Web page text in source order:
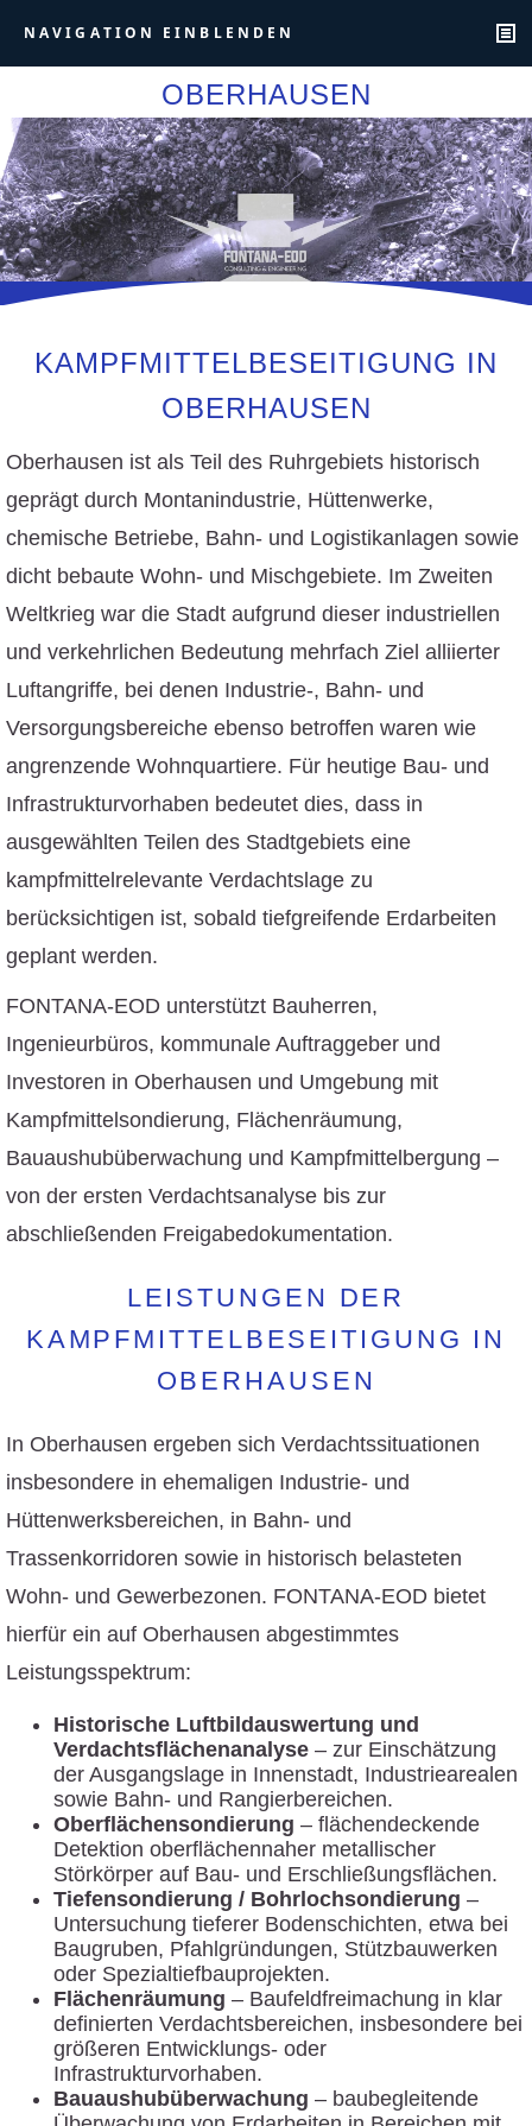
NAVIGATION EINBLENDEN
OBERHAUSEN
KAMPFMITTELBESEITIGUNG IN
OBERHAUSEN
Oberhausen ist als Teil des Ruhrgebiets historisch
geprägt durch Montanindustrie, Hüttenwerke,
chemische Betriebe, Bahn- und Logistikanlagen sowie
dicht bebaute Wohn- und Mischgebiete. Im Zweiten
Weltkrieg war die Stadt aufgrund dieser industriellen
und verkehrlichen Bedeutung mehrfach Ziel alliierter
Luftangriffe, bei denen Industrie-, Bahn- und
Versorgungsbereiche ebenso betroffen waren wie
angrenzende Wohnquartiere. Für heutige Bau- und
Infrastrukturvorhaben bedeutet dies, dass in
ausgewählten Teilen des Stadtgebiets eine
kampfmittelrelevante Verdachtslage zu
berücksichtigen ist, sobald tiefgreifende Erdarbeiten
geplant werden.
FONTANA-EOD unterstützt Bauherren,
Ingenieurbüros, kommunale Auftraggeber und
Investoren in Oberhausen und Umgebung mit
Kampfmittelsondierung, Flächenräumung,
Bauaushubüberwachung und Kampfmittelbergung –
von der ersten Verdachtsanalyse bis zur
abschließenden Freigabedokumentation.
LEISTUNGEN DER
KAMPFMITTELBESEITIGUNG IN
OBERHAUSEN
In Oberhausen ergeben sich Verdachtssituationen
insbesondere in ehemaligen Industrie- und
Hüttenwerksbereichen, in Bahn- und
Trassenkorridoren sowie in historisch belasteten
Wohn- und Gewerbezonen. FONTANA-EOD bietet
hierfür ein auf Oberhausen abgestimmtes
Leistungsspektrum:
Historische Luftbildauswertung und
Verdachtsflächenanalyse – zur Einschätzung
der Ausgangslage in Innenstadt, Industriearealen
sowie Bahn- und Rangierbereichen.
Oberflächensondierung – flächendeckende
Detektion oberflächennaher metallischer
Störkörper auf Bau- und Erschließungsflächen.
Tiefensondierung / Bohrlochsondierung –
Untersuchung tieferer Bodenschichten, etwa bei
Baugruben, Pfahlgründungen, Stützbauwerken
oder Spezialtiefbauprojekten.
Flächenräumung – Baufeldfreimachung in klar
definierten Verdachtsbereichen, insbesondere bei
größeren Entwicklungs- oder
Infrastrukturvorhaben.
Bauaushubüberwachung – baubegleitende